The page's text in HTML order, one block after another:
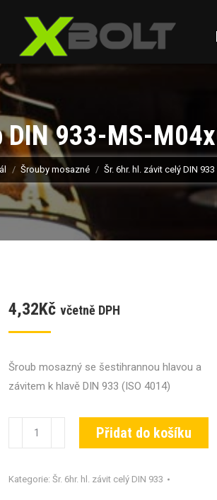
DIN 933-MS-
Šrouby mosazné Šr. 6hr. hl. závit celý DIN 933
4,32Kč včetně DPH
Šroub mosazný se šestihrannou hlavou a
závitem k hlavě DIN 933 (ISO 4014)
DIN
MS-
Přidat do košíku
Kategorie: Šr. 6hr. hl. závit celý DIN 933